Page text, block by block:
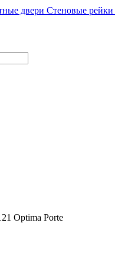
двери Стеновые рейки
Optima Porte